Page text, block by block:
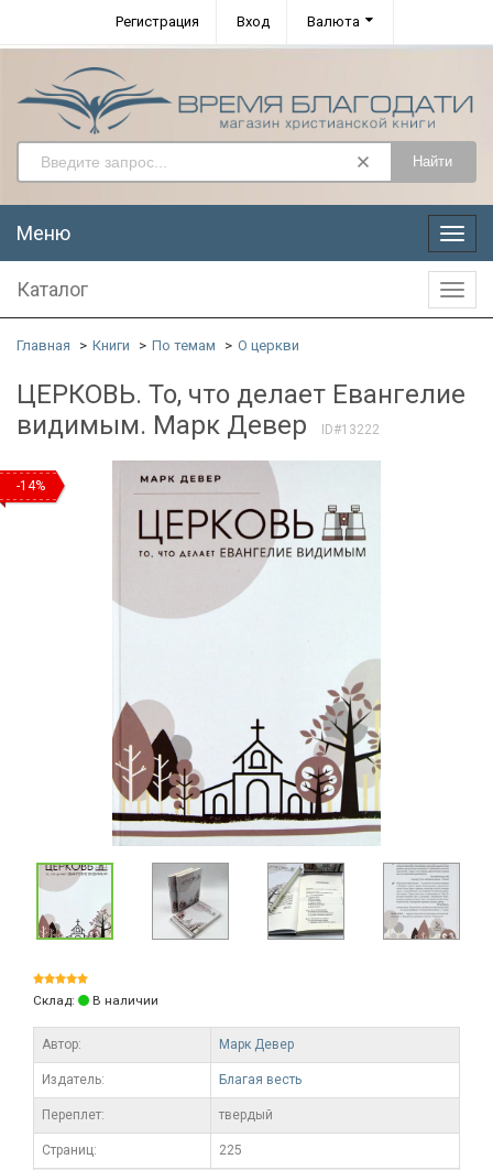
Регистрация Вход Валюта
Найти
Меню
Меню
Каталог
Главная Книги По темам О церкви
ЦЕРКОВЬ. То, что делает Евангелие
видимым. Марк Девер
ID#13222
-14%
Склад: В наличии
Автор: Марк Девер
Издатель: Благая весть
Переплет: твердый
Cтраниц: 225